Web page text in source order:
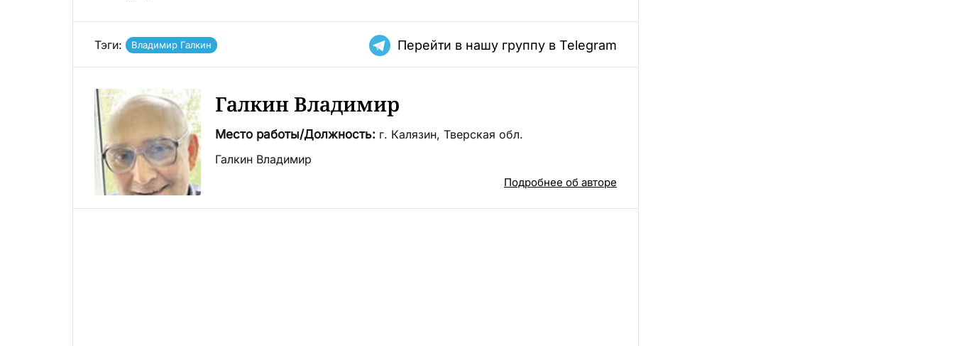
Тэги: Владимир Галкин Перейти в нашу группу в Telegram
Галкин Владимир
Место работы/Должность: г. Калязин, Тверская обл.
Галкин Владимир
Подробнее об авторе